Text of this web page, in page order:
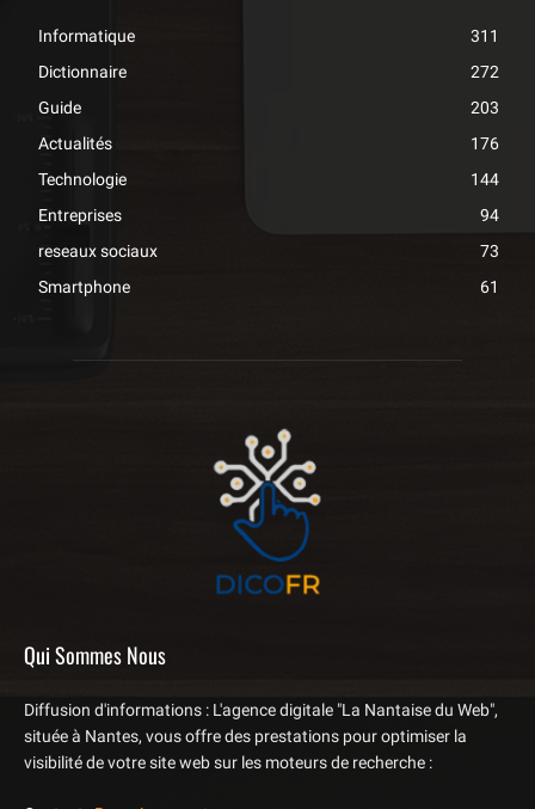
Informatique
311
Dictionnaire
272
Guide
203
Actualités
176
Technologie
144
Entreprises
94
reseaux sociaux
73
Smartphone
61
Qui Sommes Nous
Diffusion d'informations : L'agence digitale "La Nantaise du Web",
située à Nantes, vous offre des prestations pour optimiser la
visibilité de votre site web sur les moteurs de recherche :